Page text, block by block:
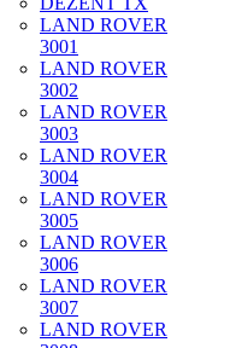
LAND ROVER
3001
LAND ROVER
3002
LAND ROVER
3003
LAND ROVER
3004
LAND ROVER
3005
LAND ROVER
3006
LAND ROVER
3007
LAND ROVER